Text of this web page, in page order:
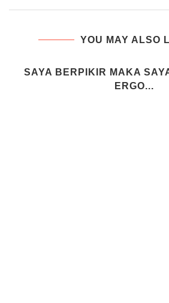
YOU MAY ALSO
SAYA BERPIKIR MAKA
ERGO...